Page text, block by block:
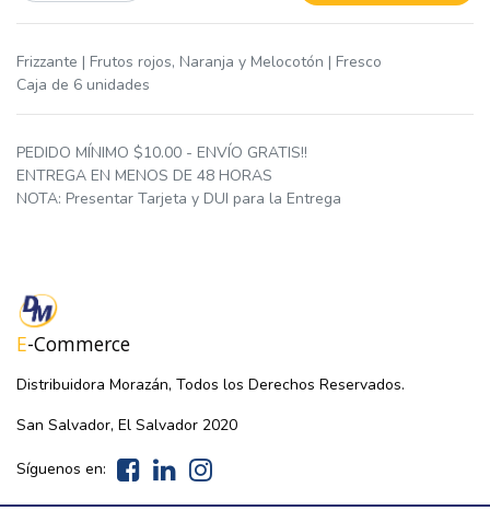
Frizzante | Frutos rojos, Naranja y Melocotón | Fresco
Caja de 6 unidades
PEDIDO MÍNIMO $10.00 - ENVÍO GRATIS!!
ENTREGA EN MENOS DE 48 HORAS
NOTA: Presentar Tarjeta y DUI para la Entrega
E-Commerce
Distribuidora Morazán, Todos los Derechos Reservados.
San Salvador, El Salvador 2020
Síguenos en: